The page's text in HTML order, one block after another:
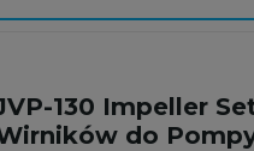
130 Impeller
do